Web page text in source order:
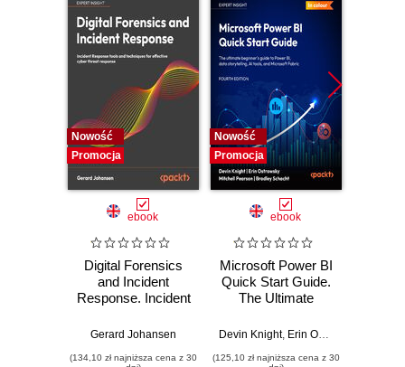
Nowość
Promocja
ebook
Digital Forensics
and Incident
Response. Incident
and techniques for
threat response -
Gerard Johansen
(134,10 zł najniższa cena z 30
Nowość
Promocja
ebook
Microsoft Power BI
Quick Start Guide.
The Ultimate
to Power BI, Data
Tools, and
Devin Knight, Erin Ostrowsky
(125,10 zł najniższa cena z 30